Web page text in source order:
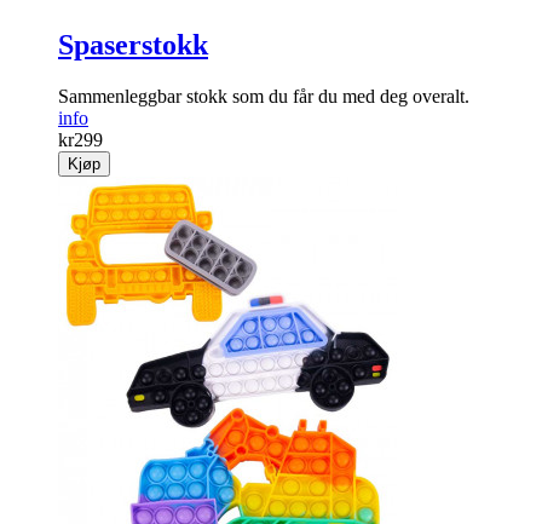
Spaserstokk
Sammenleggbar stokk som du får du med deg overalt.
info
kr299
Kjøp